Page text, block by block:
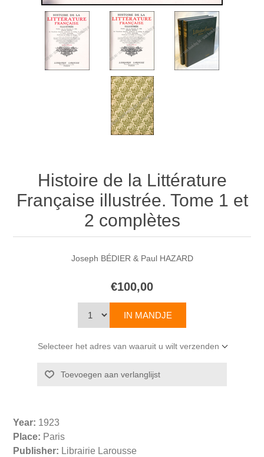
Histoire de la Littérature
Française illustrée. Tome 1 et
2 complètes
Joseph BÉDIER & Paul HAZARD
€100,00
Selecteer het adres van waaruit u wilt verzenden
Year: 1923
Place: Paris
Publisher: Librairie Larousse